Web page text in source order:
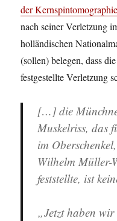
der Kernspintomographie
nach seiner Verletzung
holländischen
(sollen) belegen, dass
festgestellte Verletzung
[…] die
Muskelriss, das
im
Wilhelm Müller-
feststellte, ist
„Jetzt haben wir